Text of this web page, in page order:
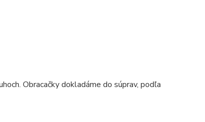
Obracačky dokladáme do súprav, podľa